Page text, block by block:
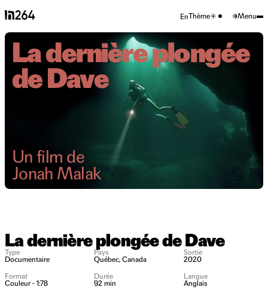
EnThème Menu
La dernière plongée
de Dave
Un film de
Jonah Malak
La dernière plongée de Dave
Type
Documentaire
Pays
Québec, Canada
Sortie
2020
Format
Couleur - 1:78
Durée
92 min
Langue
Anglais